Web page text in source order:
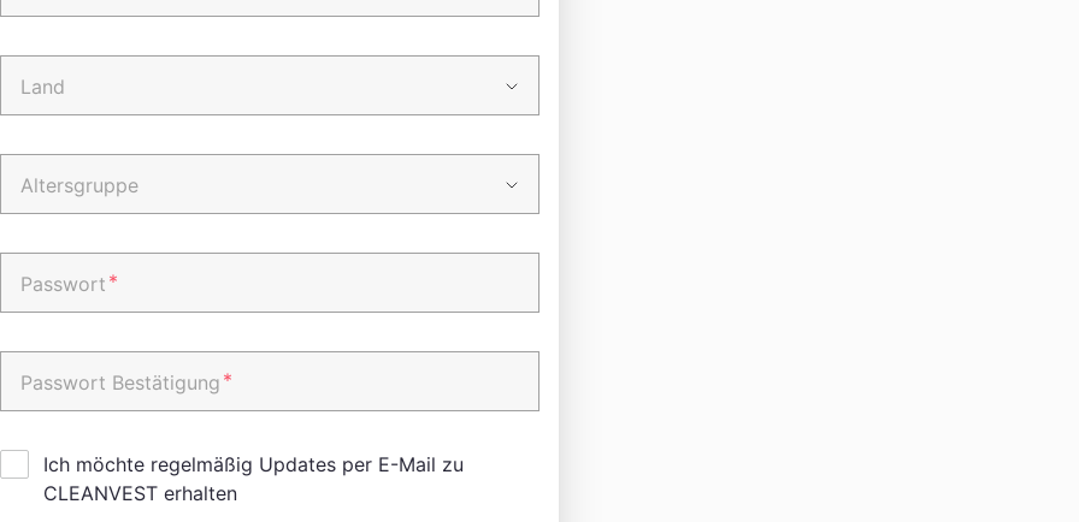
Land
Altersgruppe
Passwort *
Passwort Bestätigung *
Ich möchte regelmäßig Updates per E-Mail zu
CLEANVEST erhalten